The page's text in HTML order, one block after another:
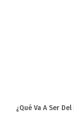
¿Qué Va A Ser